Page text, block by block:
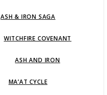
ASH & IRON SAGA
WITCHFIRE COVENANT
ASH AND IRON
MA’AT CYCLE